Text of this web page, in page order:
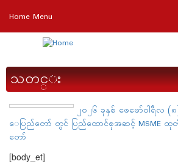
main
Home Menu
သတင္း
၂၀၂၆ ခုနှစ် ဖေဖော်ဝါရီ
ေပြည်တော် တွင် ပြည်ထောင်စုအဆင့် MSME ထုတ်
တော်
[body_et]